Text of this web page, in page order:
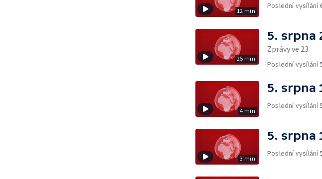
12 min
Poslední vysílání
25 min
5. srpna
Zprávy ve 23
Poslední vysílání
4 min
5. srpna
Poslední vysílání
3 min
5. srpna
Poslední vysílání